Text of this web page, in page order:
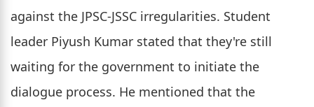
against the JPSC-JSSC irregularities. Student
leader Piyush Kumar stated that they're still
waiting for the government to initiate the
dialogue process. He mentioned that the